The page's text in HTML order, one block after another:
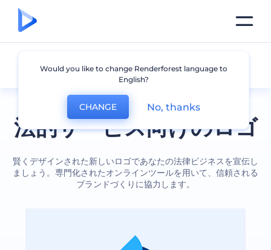
法的サービス向けのロゴ
賢くデザインされた新しいロゴであなたの法律ビジネスを宣伝し
ましょう。専門化されたオンラインツールを用いて、信頼される
ブランドづくりに協力します。
法律
Would you like to change Renderforest language to
English?
CHANGE No, thanks